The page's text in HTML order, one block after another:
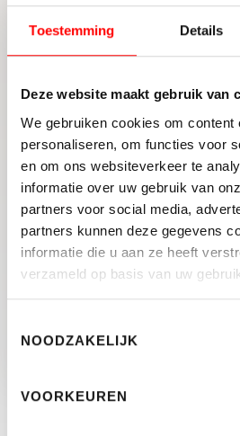
Toestemming Details
Deze website maakt gebruik van
We gebruiken cookies om content
personaliseren, om functies voor
en om ons websiteverkeer te
informatie over uw gebruik van
partners voor social media,
partners kunnen deze gegevens
informatie die u aan ze heeft
verzameld op basis van uw
NOODZAKELIJK
VOORKEUREN
Dhr. Bart Voet
BEOORDEELD MET:
8,8
9 DESKUNDIGHEID 9
8 9
DELEN: